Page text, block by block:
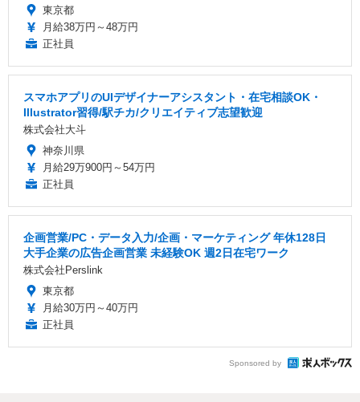
東京都
月給38万円～48万円
正社員
スマホアプリのUIデザイナーアシスタント・在宅相談OK・
Illustrator習得/駅チカ/クリエイティブ志望歓迎
株式会社大斗
神奈川県
月給29万900円～54万円
正社員
企画営業/PC・データ入力/企画・マーケティング 年休128日
大手企業の広告企画営業 未経験OK 週2日在宅ワーク
株式会社Perslink
東京都
月給30万円～40万円
正社員
Sponsored by